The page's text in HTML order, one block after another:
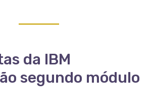
da IBM
segundo módulo